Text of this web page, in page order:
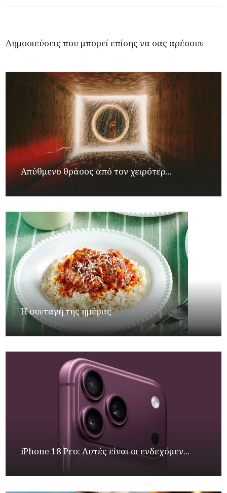
Δημοσιεύσεις που μπορεί επίσης να σας αρέσουν
Απύθμενο θράσος από τον χειρότερ...
Η συνταγή της ημέρας
iPhone 18 Pro: Αυτές είναι οι ενδεχόμεν...